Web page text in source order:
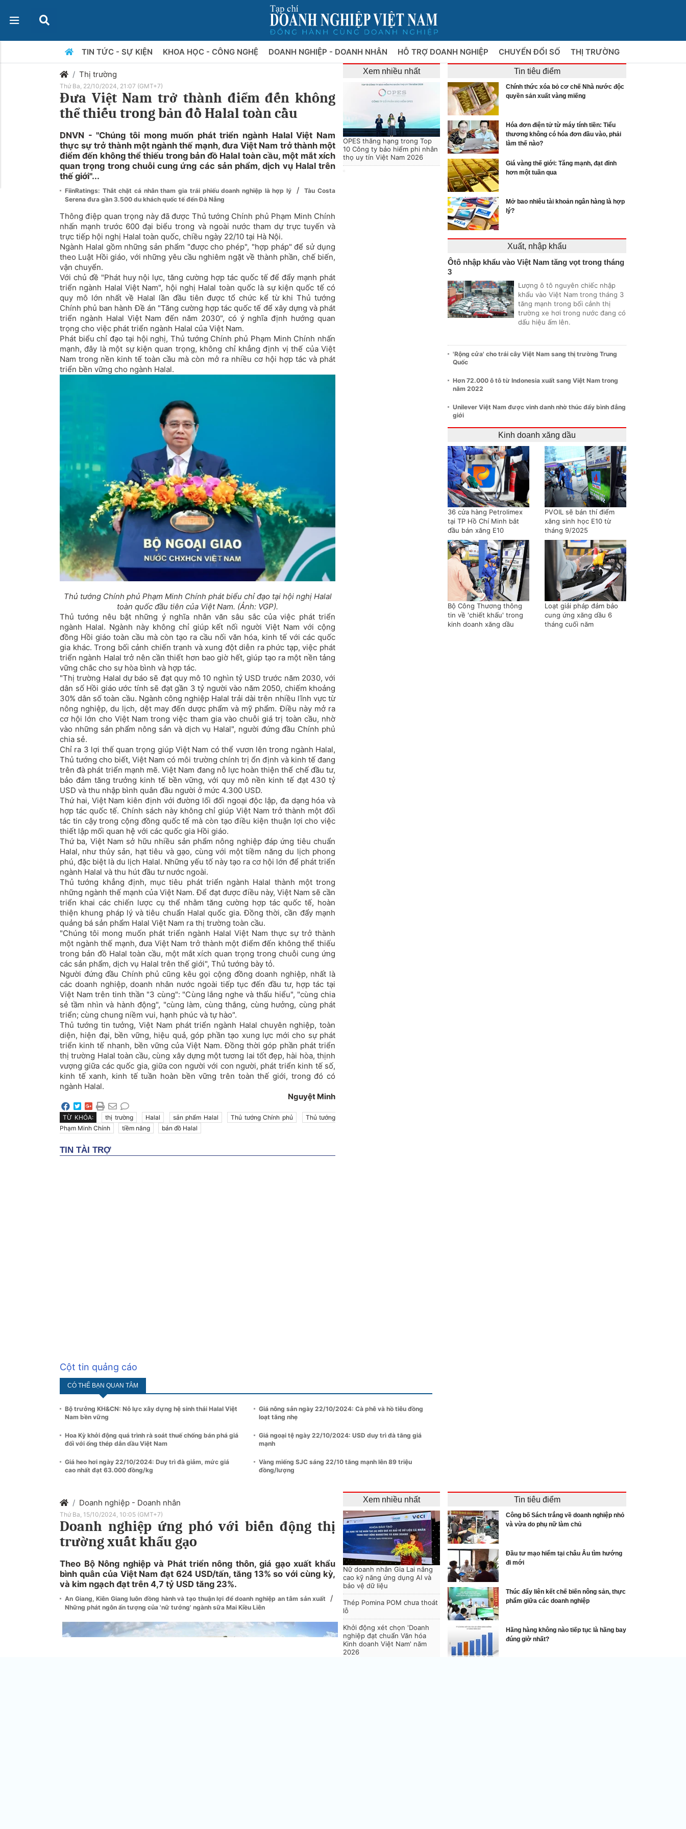
TIN TỨC - SỰ KIỆN KHOA HỌC - CÔNG NGHỆ DOANH NGHIỆP - DOANH NHÂN HỖ TRỢ DOANH NGHIỆP CHUYỂN ĐỔI SỐ THỊ TRƯỜNG
Thị trường
Thứ Ba, 22/10/2024, 21:07 (GMT+7)
Đưa Việt Nam trở thành điểm đến không
thể thiếu trong bản đồ Halal toàn cầu
DNVN - "Chúng tôi mong muốn phát triển ngành Halal Việt Nam
thực sự trở thành một ngành thế mạnh, đưa Việt Nam trở thành một
điểm đến không thể thiếu trong bản đồ Halal toàn cầu, một mắt xích
quan trọng trong chuỗi cung ứng các sản phẩm, dịch vụ Halal trên
thế giới"...
FiinRatings: Thắt chặt cá nhân tham gia trái phiếu doanh nghiệp là hợp lý /
Tàu Costa
Serena đưa gần 3.500 du khách quốc tế đến Đà Nẵng
Thông điệp quan trọng này đã được Thủ tướng Chính phủ Phạm Minh Chính
nhấn mạnh trước 600 đại biểu trong và ngoài nước tham dự trực tuyến và
trực tiếp hội nghị Halal toàn quốc, chiều ngày 22/10 tại Hà Nội.
Ngành Halal gồm những sản phẩm "được cho phép", "hợp pháp" để sử dụng
theo Luật Hồi giáo, với những yêu cầu nghiêm ngặt về thành phần, chế biến,
vận chuyển.
Với chủ đề "Phát huy nội lực, tăng cường hợp tác quốc tế để đẩy mạnh phát
triển ngành Halal Việt Nam", hội nghị Halal toàn quốc là sự kiện quốc tế có
quy mô lớn nhất về Halal lần đầu tiên được tổ chức kể từ khi Thủ tướng
Chính phủ ban hành Đề án "Tăng cường hợp tác quốc tế để xây dựng và phát
triển ngành Halal Việt Nam đến năm 2030", có ý nghĩa định hướng quan
trọng cho việc phát triển ngành Halal của Việt Nam.
Phát biểu chỉ đạo tại hội nghị, Thủ tướng Chính phủ Phạm Minh Chính nhấn
mạnh, đây là một sự kiện quan trọng, không chỉ khẳng định vị thế của Việt
Nam trong nền kinh tế toàn cầu mà còn mở ra nhiều cơ hội hợp tác và phát
triển bền vững cho ngành Halal.
Thủ tướng Chính phủ Phạm Minh Chính phát biểu chỉ đạo tại hội nghị Halal
toàn quốc đầu tiên của Việt Nam. (Ảnh: VGP).
Thủ tướng nêu bật những ý nghĩa nhân văn sâu sắc của việc phát triển
ngành Halal. Ngành này không chỉ giúp kết nối người Việt Nam với cộng
đồng Hồi giáo toàn cầu mà còn tạo ra cầu nối văn hóa, kinh tế với các quốc
gia khác. Trong bối cảnh chiến tranh và xung đột diễn ra phức tạp, việc phát
triển ngành Halal trở nên cần thiết hơn bao giờ hết, giúp tạo ra một nền tảng
vững chắc cho sự hòa bình và hợp tác.
"Thị trường Halal dự báo sẽ đạt quy mô 10 nghìn tỷ USD trước năm 2030, với
dân số Hồi giáo ước tính sẽ đạt gần 3 tỷ người vào năm 2050, chiếm khoảng
30% dân số toàn cầu. Ngành công nghiệp Halal trải dài trên nhiều lĩnh vực từ
nông nghiệp, du lịch, dệt may đến dược phẩm và mỹ phẩm. Điều này mở ra
cơ hội lớn cho Việt Nam trong việc tham gia vào chuỗi giá trị toàn cầu, nhờ
vào những sản phẩm nông sản và dịch vụ Halal", người đứng đầu Chính phủ
chia sẻ.
Chỉ ra 3 lợi thế quan trọng giúp Việt Nam có thể vươn lên trong ngành Halal,
Thủ tướng cho biết, Việt Nam có môi trường chính trị ổn định và kinh tế đang
trên đà phát triển mạnh mẽ. Việt Nam đang nỗ lực hoàn thiện thể chế đầu tư,
bảo đảm tăng trưởng kinh tế bền vững, với quy mô nền kinh tế đạt 430 tỷ
USD và thu nhập bình quân đầu người ở mức 4.300 USD.
Thứ hai, Việt Nam kiên định với đường lối đối ngoại độc lập, đa dạng hóa và
hợp tác quốc tế. Chính sách này không chỉ giúp Việt Nam trở thành một đối
tác tin cậy trong cộng đồng quốc tế mà còn tạo điều kiện thuận lợi cho việc
thiết lập mối quan hệ với các quốc gia Hồi giáo.
Thứ ba, Việt Nam sở hữu nhiều sản phẩm nông nghiệp đáp ứng tiêu chuẩn
Halal, như thủy sản, hạt tiêu và gạo, cùng với một tiềm năng du lịch phong
phú, đặc biệt là du lịch Halal. Những yếu tố này tạo ra cơ hội lớn để phát triển
ngành Halal và thu hút đầu tư nước ngoài.
Thủ tướng khẳng định, mục tiêu phát triển ngành Halal thành một trong
những ngành thế mạnh của Việt Nam. Để đạt được điều này, Việt Nam sẽ cần
triển khai các chiến lược cụ thể nhằm tăng cường hợp tác quốc tế, hoàn
thiện khung pháp lý và tiêu chuẩn Halal quốc gia. Đồng thời, cần đẩy mạnh
quảng bá sản phẩm Halal Việt Nam ra thị trường toàn cầu.
"Chúng tôi mong muốn phát triển ngành Halal Việt Nam thực sự trở thành
một ngành thế mạnh, đưa Việt Nam trở thành một điểm đến không thể thiếu
trong bản đồ Halal toàn cầu, một mắt xích quan trọng trong chuỗi cung ứng
các sản phẩm, dịch vụ Halal trên thế giới", Thủ tướng bày tỏ.
Người đứng đầu Chính phủ cũng kêu gọi cộng đồng doanh nghiệp, nhất là
các doanh nghiệp, doanh nhân nước ngoài tiếp tục đến đầu tư, hợp tác tại
Việt Nam trên tinh thần "3 cùng": "Cùng lắng nghe và thấu hiểu", "cùng chia
sẻ tầm nhìn và hành động", "cùng làm, cùng thắng, cùng hưởng, cùng phát
triển; cùng chung niềm vui, hạnh phúc và tự hào".
Thủ tướng tin tưởng, Việt Nam phát triển ngành Halal chuyên nghiệp, toàn
diện, hiện đại, bền vững, hiệu quả, góp phần tạo xung lực mới cho sự phát
triển kinh tế nhanh, bền vững của Việt Nam. Đồng thời góp phần phát triển
thị trường Halal toàn cầu, cùng xây dựng một tương lai tốt đẹp, hài hòa, thịnh
vượng giữa các quốc gia, giữa con người với con người, phát triển kinh tế số,
kinh tế xanh, kinh tế tuần hoàn bền vững trên toàn thế giới, trong đó có
ngành Halal.
Nguyệt Minh
TỪ KHÓA: thị trường Halal sản phẩm Halal Thủ tướng Chính phủ
Thủ tướng
Phạm Minh Chính
tiềm năng bản đồ Halal
Xem nhiều nhất
OPES thăng hạng trong Top
10 Công ty bảo hiểm phi nhân
thọ uy tín Việt Nam 2026
Cột tin quảng cáo
CÓ THỂ BẠN QUAN TÂM
Bộ trưởng KH&CN: Nỗ lực xây dựng hệ sinh thái Halal Việt
Nam bền vững
Hoa Kỳ khởi động quá trình rà soát thuế chống bán phá giá
đối với ống thép dẫn dầu Việt Nam
Giá heo hơi ngày 22/10/2024: Duy trì đà giảm, mức giá
cao nhất đạt 63.000 đồng/kg
Giá nông sản ngày 22/10/2024: Cà phê và hồ tiêu đồng
loạt tăng nhẹ
Giá ngoại tệ ngày 22/10/2024: USD duy trì đà tăng giá
mạnh
Vàng miếng SJC sáng 22/10 tăng mạnh lên 89 triệu
đồng/lượng
Tin tiêu điểm
Chính thức xóa bỏ cơ chế Nhà nước độc
quyền sản xuất vàng miếng
Hóa đơn điện tử từ máy tính tiền: Tiểu
thương không có hóa đơn đầu vào, phải
làm thế nào?
Giá vàng thế giới: Tăng mạnh, đạt đỉnh
hơn một tuần qua
Mở bao nhiêu tài khoản ngân hàng là hợp
lý?
Xuất, nhập khẩu
Ôtô nhập khẩu vào Việt Nam tăng vọt trong tháng
3
Lượng ô tô nguyên chiếc nhập
khẩu vào Việt Nam trong tháng 3
tăng mạnh trong bối cảnh thị
trường xe hơi trong nước đang có
dấu hiệu ấm lên.
'Rộng cửa' cho trái cây Việt Nam sang thị trường Trung
Quốc
Hơn 72.000 ô tô từ Indonesia xuất sang Việt Nam trong
năm 2022
Unilever Việt Nam được vinh danh nhờ thúc đẩy bình đẳng
giới
Kinh doanh xăng dầu
36 cửa hàng Petrolimex
tại TP Hồ Chí Minh bắt
đầu bán xăng E10
PVOIL sẽ bán thí điểm
xăng sinh học E10 từ
tháng 9/2025
Bộ Công Thương thông
tin về 'chiết khấu' trong
kinh doanh xăng dầu
Loạt giải pháp đảm bảo
cung ứng xăng dầu 6
tháng cuối năm
Doanh nghiệp - Doanh nhân
Thứ Ba, 15/10/2024, 10:05 (GMT+7)
Doanh nghiệp ứng phó với biến động thị
trường xuất khẩu gạo
Theo Bộ Nông nghiệp và Phát triển nông thôn, giá gạo xuất khẩu
bình quân của Việt Nam đạt 624 USD/tấn, tăng 13% so với cùng kỳ,
và kim ngạch đạt trên 4,7 tỷ USD tăng 23%.
An Giang, Kiên Giang luôn đồng hành và tạo thuận lợi để doanh nghiệp an tâm sản xuất /
Những phát ngôn ấn tượng của 'nữ tướng' ngành sữa Mai Kiều Liên
Xem nhiều nhất
Nữ doanh nhân Gia Lai nâng
cao kỹ năng ứng dụng AI và
bảo vệ dữ liệu
Thép Pomina POM chưa thoát
lỗ
Khởi động xét chọn 'Doanh
nghiệp đạt chuẩn Văn hóa
Kinh doanh Việt Nam' năm
2026
Tin tiêu điểm
Công bố Sách trắng về doanh nghiệp nhỏ
và vừa do phụ nữ làm chủ
Đầu tư mạo hiểm tại châu Âu tìm hướng
đi mới
Thúc đẩy liên kết chế biến nông sản, thực
phẩm giữa các doanh nghiệp
Hãng hàng không nào tiếp tục là hãng bay
đúng giờ nhất?